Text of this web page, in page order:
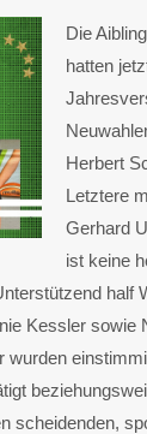
Die
hatten
Herbert
Letztere
Gerhard
ist keine
half
Kessler sowie
wurden
scheidenden,